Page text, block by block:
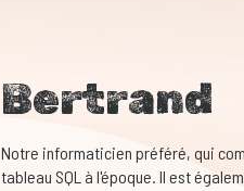
Bertrand
Notre informaticien préféré, qui
tableau SQL à l'époque. Il est